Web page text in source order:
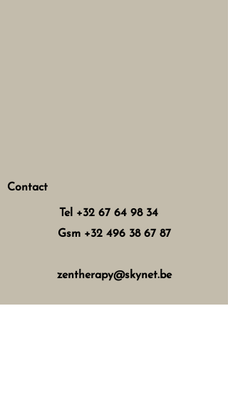
Contact
Tel +32 67 64 98 34
Gsm +32 496 38 67 87
zentherapy@skynet.be